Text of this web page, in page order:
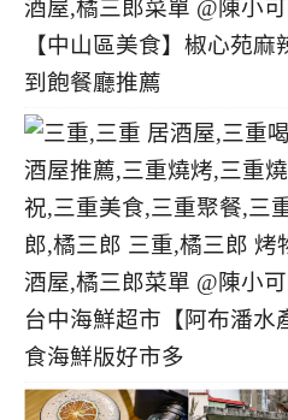
【中山區美食】椒心苑
到飽餐廳推薦
台中海鮮超市【阿布潘水
食海鮮版好市多